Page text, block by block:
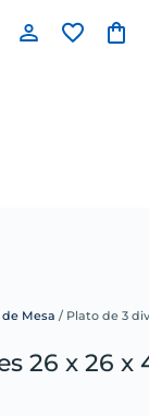
Mesa / Plato de 3
26 x 26 x